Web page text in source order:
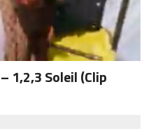
1,2,3 Soleil (Clip